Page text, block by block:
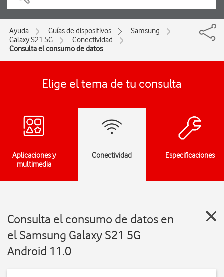
Ayuda Guías de dispositivos
Samsung
Galaxy S21 5G
Conectividad
Consulta el consumo de datos
Elige el tema de tu consulta
Aplicaciones y
multimedia
Conectividad Especificaciones
Consulta el consumo de datos en
el Samsung Galaxy S21 5G
Android 11.0